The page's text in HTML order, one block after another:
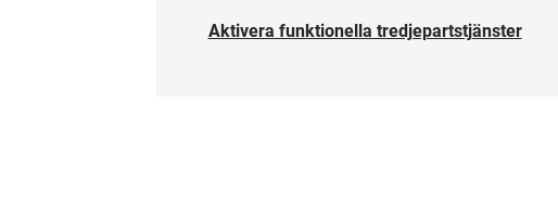
Aktivera funktionella tredjepartstjänster